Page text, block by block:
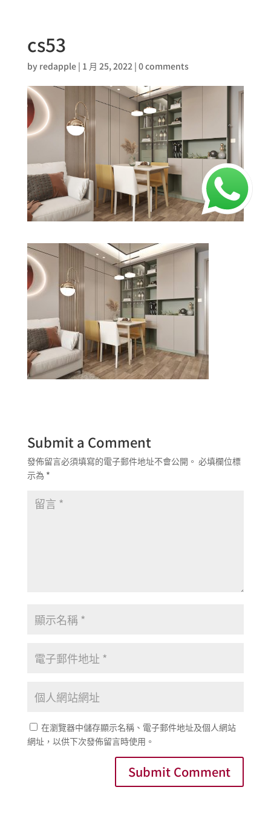
cs53
by redapple| 1 月 25, 2022| 0 comments
Submit a Comment
發佈留言必須填寫的電子郵件地址不會公開。 必填欄位標
示為 *
在瀏覽器中儲存顯示名稱、電子郵件地址及個人網站
網址，以供下次發佈留言時使用。